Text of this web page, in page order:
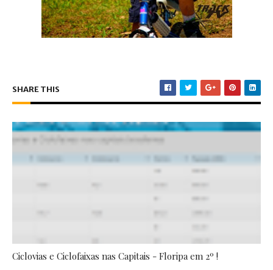
SHARE THIS
Ciclovias e Ciclofaixas nas Capitais - Floripa em 2º !